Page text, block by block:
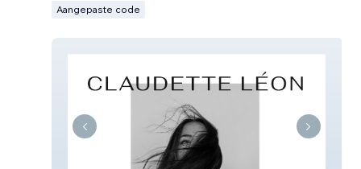
Aangepaste code